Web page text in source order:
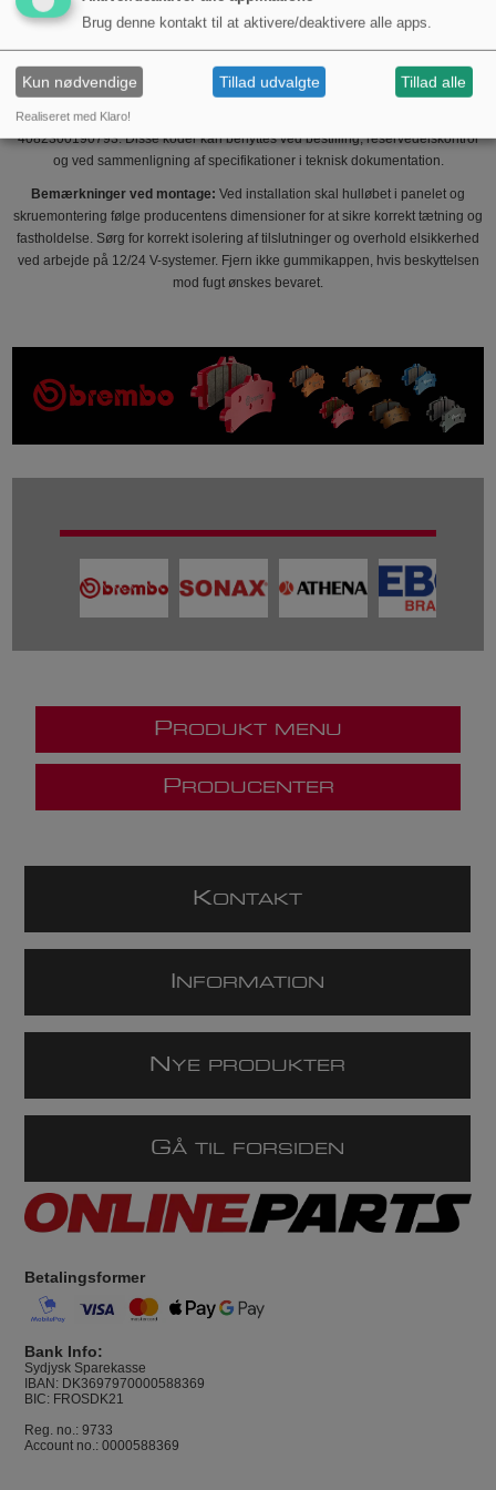
mellemstrømsapplikationer; ved direkte styring af startermotorer anbefales
Teknisk reference og identifikation:Produktet sælges under mærket Hella
og identificeres med producentnummer (MPN) 145.66.98 og GTIN
4082300190793. Disse koder kan benyttes ved bestilling, reservedelskontrol
og ved sammenligning af specifikationer i teknisk dokumentation.
Bemærkninger ved montage: Ved installation skal hulløbet i panelet og
skruemontering følge producentens dimensioner for at sikre korrekt tætning og
fastholdelse. Sørg for korrekt isolering af tilslutninger og overhold elsikkerhed
ved arbejde på 12/24 V-systemer. Fjern ikke gummikappen, hvis beskyttelsen
mod fugt ønskes bevaret.
P RODUKT MENU
P RODUCENTER
KONTAKT
NFORMATION
N YE PRODUKTER
GÅ TIL FORSIDEN
Betalingsformer
Bank Info:
Sydjysk Sparekasse
IBAN: DK3697970000588369
BIC: FROSDK21
Reg. no.: 9733
Account no.: 0000588369
Brug denne kontakt til at aktivere/deaktivere alle apps.
Kun nødvendige Tillad udvalgte Tillad alle
Realiseret med Klaro!